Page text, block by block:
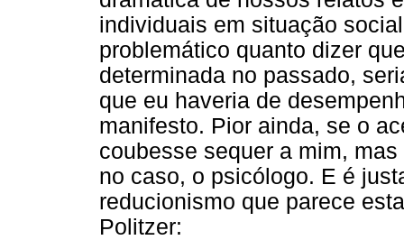
individuais em situação
problemático quanto dizer
determinada no passado,
que eu haveria de
manifesto. Pior ainda, se o
coubesse sequer a mim,
no caso, o psicólogo. E é
reducionismo que parece
Politzer: